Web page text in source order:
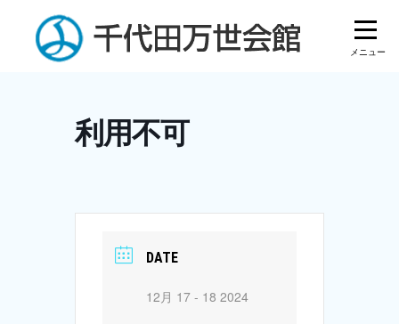
content
利用不可
DATE
12月 17 - 18 2024